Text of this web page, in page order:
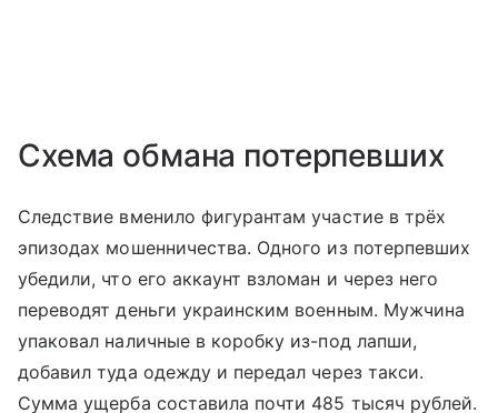
Схема обмана потерпевших
Следствие вменило фигурантам участие в трёх
эпизодах мошенничества. Одного из потерпевших
убедили, что его аккаунт взломан и через него
переводят деньги украинским военным. Мужчина
упаковал наличные в коробку из-под лапши,
добавил туда одежду и передал через такси.
Сумма ущерба составила почти 485 тысяч рублей.